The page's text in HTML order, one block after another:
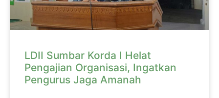
LDII Sumbar Korda I Helat
Pengajian Organisasi, Ingatkan
Pengurus Jaga Amanah